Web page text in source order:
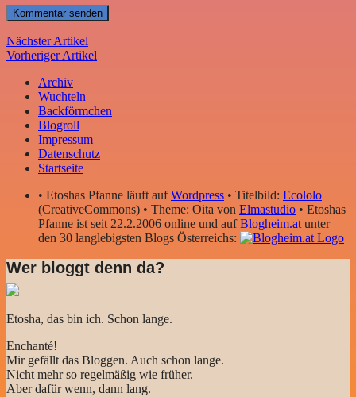
Nächster Artikel
Vorheriger Artikel
Archiv
Wuchteln
Backförmchen
Blogroll
Impressum
Datenschutz
Startseite
• Etoshas Pfanne läuft aufWordpress • Titelbild: Ecololo
(CreativeCommons) • Theme: Oita von Elmastudio • Etoshas
Pfanne ist seit 22.2.2006 online und aufBlogheim.atunter
den 30 langlebigsten Blogs Österreichs:
Wer bloggt denn da?
Etosha, das bin ich. Schon lange.
Enchanté!
Mir gefällt das Bloggen. Auch schon lange.
Nicht mehr so regelmäßig wie früher.
Aber dafür wenn, dann lang.